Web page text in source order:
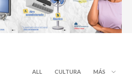
ALL CULTURA MÁS